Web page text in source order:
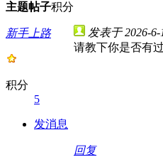
主题帖子积分
新手上路
积分
5
发消息
发表于 2026-6-
请教下你是否有
回复